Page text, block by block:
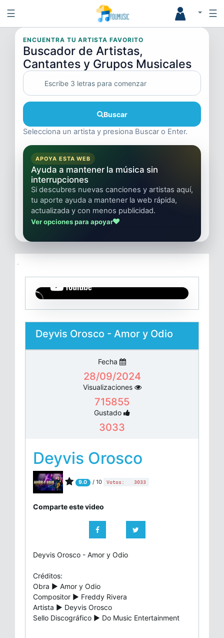
☰ ☰
ENCUENTRA TU ARTISTA FAVORITO
Buscador de Artistas,
Cantantes y Grupos Musicales
Buscar
Selecciona un artista y presiona Buscar o Enter.
APOYA ESTA WEB
Ayuda a mantener la música sin
interrupciones
Si descubres nuevas canciones y artistas aquí,
tu aporte ayuda a mantener la web rápida,
actualizada y con menos publicidad.
Ver opciones para apoyar
Deyvis Orosco - Amor y Odio
Fecha
28/09/2024
Visualizaciones
715855
Gustado
3033
Deyvis Orosco
9.0 / 10 Votos: 3033
Comparte este video
Deyvis Orosco - Amor y Odio
Créditos:
Obra ▶️ Amor y Odio
Compositor ▶️ Freddy Rivera
Artista ▶️ Deyvis Orosco
Sello Discográfico ▶️ Do Music Entertainment